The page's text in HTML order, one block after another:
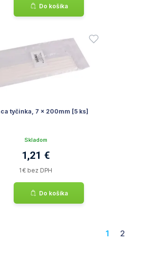
Do košíka
tyčinka, 7 x 200mm [5 ks]
Skladom
1,21 €
1 € bez DPH
Do košíka
1 2